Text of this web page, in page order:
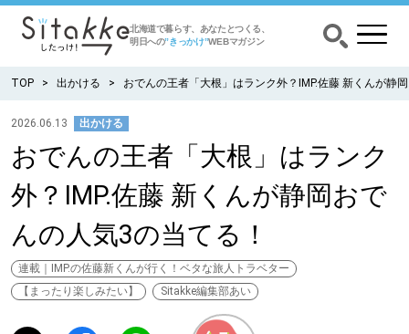
北海道で暮らす、あなたとつくる、
明日への”きっかけ”WEBマガジン
CATEGORY カテゴリー
食べる
出かける
TOP 出かける おでんの王者「大根」はランク外？IMP.佐藤 新くんが静
2026.06.13 出かける
おでんの王者「大根」はランク
外？IMP.佐藤 新くんが静岡おで
んの人気3の当てる！
連載｜IMP.の佐藤新くんが行く！ベタな旅人トラベター
【まったり楽しみたい】
Sitakke編集部あい